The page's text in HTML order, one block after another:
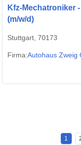
Kfz-Mechatroniker
(m/w/d)
Stuttgart, 70173
Firma:Autohaus Zweig
1